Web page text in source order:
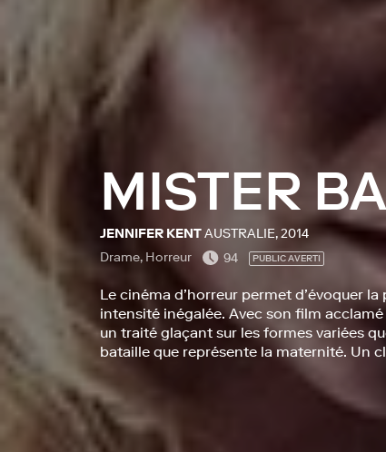
MISTER
JENNIFER KENTAUSTRALIE, 2014
Drame, Horreur
94 PUBLIC AVERTI
Le cinéma d’horreur permet d’évoquer
intensité inégalée. Avec son film acclamé
un traité glaçant sur les formes variées
bataille que représente la maternité. Un